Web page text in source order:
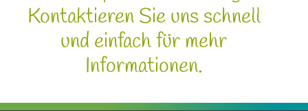
Kontaktieren Sie uns schnell
und einfach für mehr
Informationen.